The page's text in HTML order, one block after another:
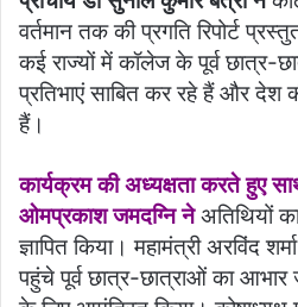
वर्तमान तक की प्रगति रिपोर्ट
कई राज्यों में कॉलेज के पूर्व छात्र-
प्रतिभाएं साबित कर रहे हैं और देश
हैं।
कार्यक्रम की अध्यक्षता करते हुए
ओमप्रकाश जमदग्नि ने अतिथियों
ज्ञापित किया। महामंत्री अरविंद
पहुंचे पूर्व छात्र-छात्राओं का